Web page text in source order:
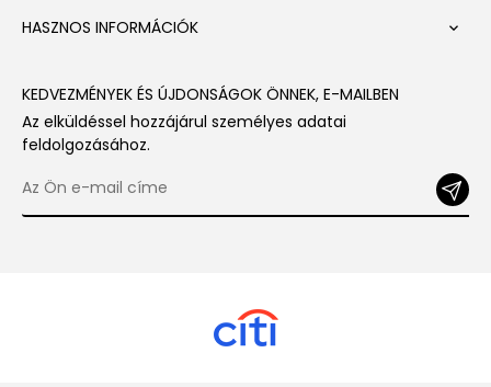
HASZNOS INFORMÁCIÓK 
KEDVEZMÉNYEK ÉS ÚJDONSÁGOK ÖNNEK, E-MAILBEN
Az elküldéssel hozzájárul személyes adatai
feldolgozásához.